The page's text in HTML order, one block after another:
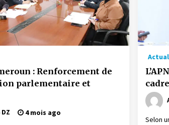
: Renforcement de
parlementaire et
DZ 4 mois ago
Selon